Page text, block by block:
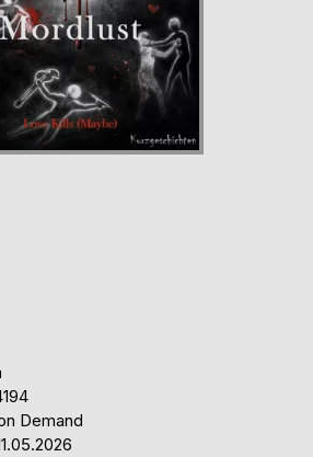
Demand